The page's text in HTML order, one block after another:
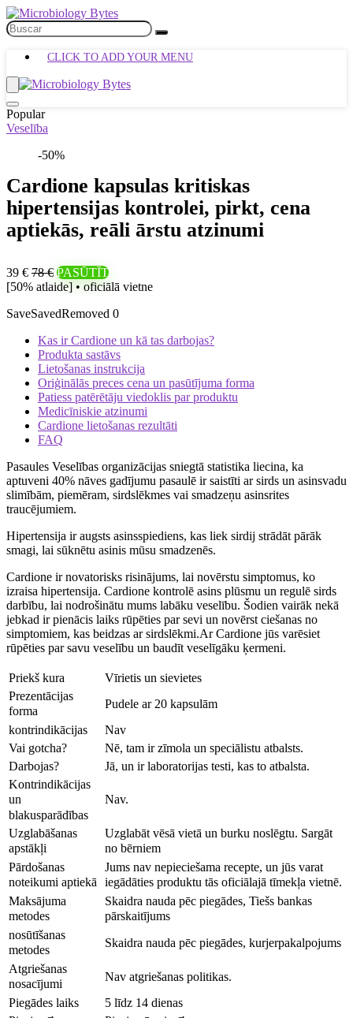
CLICK TO ADD YOUR MENU
Popular
Veselība
-50%
Cardione kapsulas kritiskas
hipertensijas kontrolei, pirkt, cena
aptiekās, reāli ārstu atzinumi
39 € 78 € PASŪTĪT
[50% atlaide] • oficiālā vietne
SaveSavedRemoved 0
Kas ir Cardione un kā tas darbojas?
Produkta sastāvs
Lietošanas instrukcija
Oriģinālās preces cena un pasūtījuma forma
Patiess patērētāju viedoklis par produktu
Medicīniskie atzinumi
Cardione lietošanas rezultāti
FAQ
Pasaules Veselības organizācijas sniegtā statistika liecina, ka
aptuveni 40% nāves gadījumu pasaulē ir saistīti ar sirds un asinsvadu
slimībām, piemēram, sirdslēkmes vai smadzeņu asinsrites
traucējumiem.
Hipertensija ir augsts asinsspiediens, kas liek sirdij strādāt pārāk
smagi, lai sūknētu asinis mūsu smadzenēs.
Cardione ir novatorisks risinājums, lai novērstu simptomus, ko
izraisa hipertensija. Cardione kontrolē asins plūsmu un regulē sirds
darbību, lai nodrošinātu mums labāku veselību. Šodien vairāk nekā
jebkad ir pienācis laiks rūpēties par sevi un novērst ciešanas no
simptomiem, kas beidzas ar sirdslēkmi.Ar Cardione jūs varēsiet
rūpēties par savu veselību un baudīt veselīgāku ķermeni.
Priekš kura
Vīrietis un sievietes
Prezentācijas
forma
Pudele ar 20 kapsulām
kontrindikācijas
Nav
Vai gotcha?
Nē, tam ir zīmola un speciālistu atbalsts.
Darbojas?
Jā, un ir laboratorijas testi, kas to atbalsta.
Kontrindikācijas
un
blakusparādības
Nav.
Uzglabāšanas
apstākļi
Uzglabāt vēsā vietā un burku noslēgtu. Sargāt
no bērniem
Pārdošanas
noteikumi aptiekā
Jums nav nepieciešama recepte, un jūs varat
iegādāties produktu tās oficiālajā tīmekļa vietnē.
Maksājuma
metodes
Skaidra nauda pēc piegādes, Tiešs bankas
pārskaitījums
nosūtīšanas
metodes
Skaidra nauda pēc piegādes, kurjerpakalpojums
Atgriešanas
nosacījumi
Nav atgriešanas politikas.
Piegādes laiks
5 līdz 14 dienas